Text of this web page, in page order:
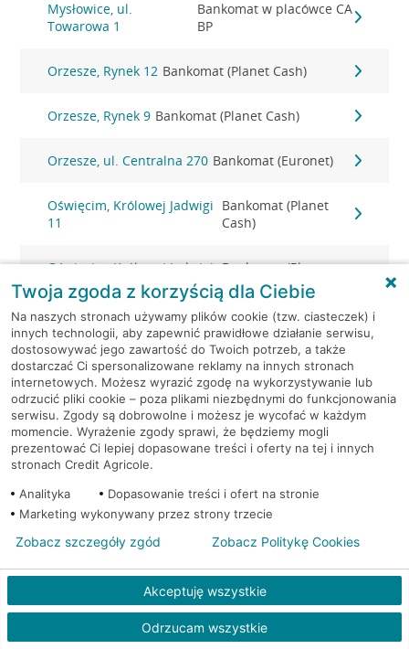
Mysłowice, ul.
Towarowa 1
Bankomat w placówce CA
BP
Orzesze, Rynek 12 Bankomat (Planet Cash)
Orzesze, Rynek 9 Bankomat (Planet Cash)
Orzesze, ul. Centralna 270 Bankomat (Euronet)
Oświęcim, Królowej Jadwigi
11
Bankomat (Planet
Cash)
Oświęcim, Królowej Jadwigi
13
Bankomat (Planet
Cash)
Oświęcim, Nojego 2 Bankomat (Planet Cash)
Oświęcim, Powstańców
Śląskich 1
Bankomat (Planet
Cash)
Oświęcim, Rynek
Główny 12
Bankomat w placówce
CA BP
Oświęcim, Rynek
Główny 12
Bankomat w placówce
CA BP
Oświęcim, ul. Górnickiego 1 Bankomat (Euronet)
Twoja zgoda z korzyścią dla Ciebie
Na naszych stronach używamy plików cookie (tzw. ciasteczek) i
innych technologii, aby zapewnić prawidłowe działanie serwisu,
dostosowywać jego zawartość do Twoich potrzeb, a także
dostarczać Ci spersonalizowane reklamy na innych stronach
internetowych. Możesz wyrazić zgodę na wykorzystywanie lub
odrzucić pliki cookie – poza plikami niezbędnymi do funkcjonowania
serwisu. Zgody są dobrowolne i możesz je wycofać w każdym
momencie. Wyrażenie zgody sprawi, że będziemy mogli
prezentować Ci lepiej dopasowane treści i oferty na tej i innych
stronach Credit Agricole.
Analityka
Dopasowanie treści i ofert na stronie
Marketing wykonywany przez strony trzecie
Akceptuję wszystkie
Odrzucam wszystkie
Zobacz szczegóły zgód Zobacz Politykę Cookies